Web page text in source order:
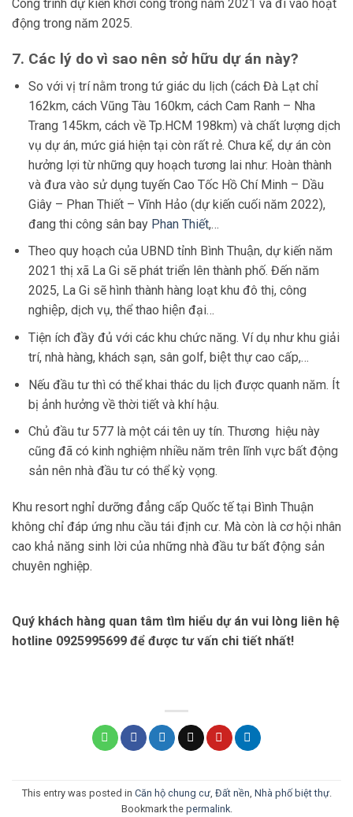
Công trình dự kiến khởi công trong năm 2021 và đi vào hoạt
động trong năm 2025.
7. Các lý do vì sao nên sở hữu dự án này?
So với vị trí nằm trong tứ giác du lịch (cách Đà Lạt chỉ
162km, cách Vũng Tàu 160km, cách Cam Ranh – Nha
Trang 145km, cách về Tp.HCM 198km) và chất lượng dịch
vụ dự án, mức giá hiện tại còn rất rẻ. Chưa kể, dự án còn
hưởng lợi từ những quy hoạch tương lai như: Hoàn thành
và đưa vào sử dụng tuyến Cao Tốc Hồ Chí Minh – Dầu
Giây – Phan Thiết – Vĩnh Hảo (dự kiến cuối năm 2022),
đang thi công sân bay Phan Thiết,…
Theo quy hoạch của UBND tỉnh Bình Thuận, dự kiến năm
2021 thị xã La Gi sẽ phát triển lên thành phố. Đến năm
2025, La Gi sẽ hình thành hàng loạt khu đô thị, công
nghiệp, dịch vụ, thể thao hiện đại…
Tiện ích đầy đủ với các khu chức năng. Ví dụ như khu giải
trí, nhà hàng, khách sạn, sân golf, biệt thự cao cấp,…
Nếu đầu tư thì có thể khai thác du lịch được quanh năm. Ít
bị ảnh hưởng về thời tiết và khí hậu.
Chủ đầu tư 577 là một cái tên uy tín. Thương hiệu này
cũng đã có kinh nghiệm nhiều năm trên lĩnh vực bất động
sản nên nhà đầu tư có thể kỳ vọng.
Khu resort nghỉ dưỡng đẳng cấp Quốc tế tại Bình Thuận
không chỉ đáp ứng nhu cầu tái định cư. Mà còn là cơ hội nhân
cao khả năng sinh lời của những nhà đầu tư bất động sản
chuyên nghiệp.
Quý khách hàng quan tâm tìm hiểu dự án vui lòng liên hệ
hotline 0925995699 để được tư vấn chi tiết nhất!
This entry was posted in Căn hộ chung cư, Đất nền, Nhà phố biệt thự.
Bookmark the permalink.